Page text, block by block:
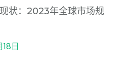
状：2023年全球市场规
日